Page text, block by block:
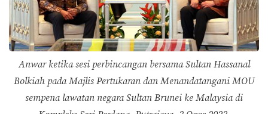
Anwar ketika sesi perbincangan bersama Sultan Hassanal
Bolkiah pada Majlis Pertukaran dan Menandatangani MOU
sempena lawatan negara Sultan Brunei ke Malaysia di